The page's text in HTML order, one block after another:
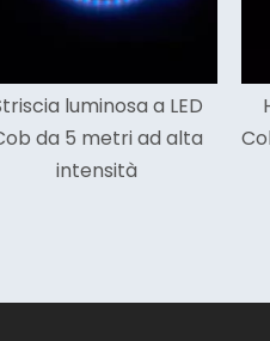
High Cri 2700k Indoor
Cob Led Striscia Luminosa